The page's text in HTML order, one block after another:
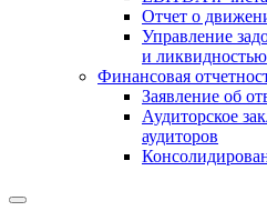
Отчет о
Управление
и ликвидностью
Финансовая
Заявление об
Аудиторское
аудиторов